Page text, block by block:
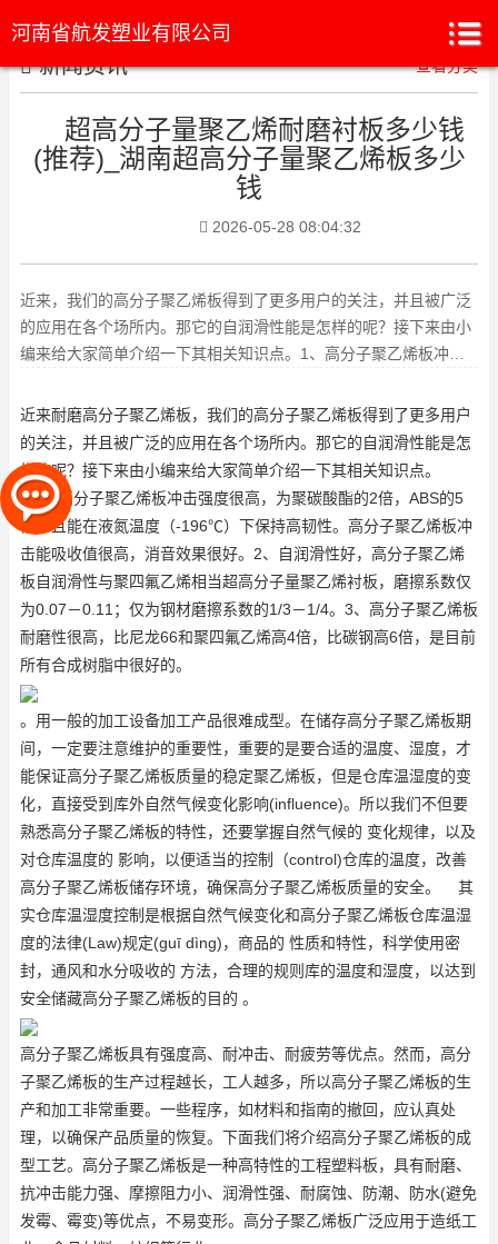
河南省航发塑业有限公司
新闻资讯 查看分类
超高分子量聚乙烯耐磨衬板多少钱
(推荐)_湖南超高分子量聚乙烯板多少
钱
2026-05-28 08:04:32
近来，我们的高分子聚乙烯板得到了更多用户的关注，并且被广泛
的应用在各个场所内。那它的自润滑性能是怎样的呢？接下来由小
编来给大家简单介绍一下其相关知识点。1、高分子聚乙烯板冲击
近来耐磨高分子聚乙烯板，我们的高分子聚乙烯板得到了更多用户
的关注，并且被广泛的应用在各个场所内。那它的自润滑性能是怎
样的呢？接下来由小编来给大家简单介绍一下其相关知识点。
1、高分子聚乙烯板冲击强度很高，为聚碳酸酯的2倍，ABS的5
倍，且能在液氮温度（-196℃）下保持高韧性。高分子聚乙烯板冲
击能吸收值很高，消音效果很好。2、自润滑性好，高分子聚乙烯
板自润滑性与聚四氟乙烯相当超高分子量聚乙烯衬板，磨擦系数仅
为0.07－0.11；仅为钢材磨擦系数的1/3－1/4。3、高分子聚乙烯板
耐磨性很高，比尼龙66和聚四氟乙烯高4倍，比碳钢高6倍，是目前
所有合成树脂中很好的。
。用一般的加工设备加工产品很难成型。在储存高分子聚乙烯板期
间，一定要注意维护的重要性，重要的是要合适的温度、湿度，才
能保证高分子聚乙烯板质量的稳定聚乙烯板，但是仓库温湿度的变
化，直接受到库外自然气候变化影响(influence)。所以我们不但要
熟悉高分子聚乙烯板的特性，还要掌握自然气候的 变化规律，以及
对仓库温度的 影响，以便适当的控制（control)仓库的温度，改善
高分子聚乙烯板储存环境，确保高分子聚乙烯板质量的安全。 其
实仓库温湿度控制是根据自然气候变化和高分子聚乙烯板仓库温湿
度的法律(Law)规定(guī dìng)，商品的 性质和特性，科学使用密
封，通风和水分吸收的 方法，合理的规则库的温度和湿度，以达到
安全储藏高分子聚乙烯板的目的 。
高分子聚乙烯板具有强度高、耐冲击、耐疲劳等优点。然而，高分
子聚乙烯板的生产过程越长，工人越多，所以高分子聚乙烯板的生
产和加工非常重要。一些程序，如材料和指南的撤回，应认真处
理，以确保产品质量的恢复。下面我们将介绍高分子聚乙烯板的成
型工艺。高分子聚乙烯板是一种高特性的工程塑料板，具有耐磨、
抗冲击能力强、摩擦阻力小、润滑性强、耐腐蚀、防潮、防水(避免
发霉、霉变)等优点，不易变形。高分子聚乙烯板广泛应用于造纸工